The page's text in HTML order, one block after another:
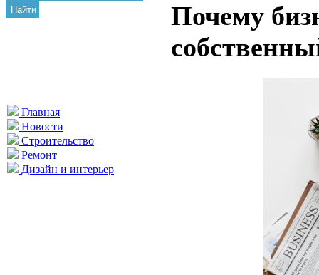
Найти
Главная
Новости
Строительство
Ремонт
Дизайн и интерьер
Почему